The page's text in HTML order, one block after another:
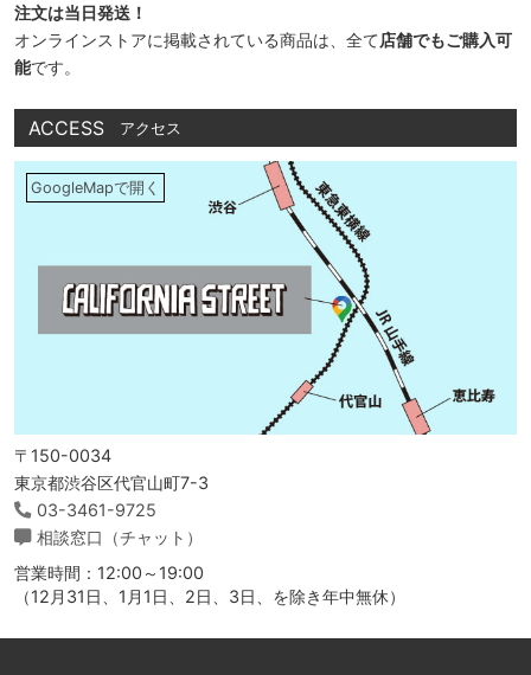
注文は当日発送！
オンラインストアに掲載されている商品は、全て店舗でもご購入可
能です。
ACCESS アクセス
GoogleMapで開く
〒150-0034
東京都渋谷区代官山町7-3
03-3461-9725
相談窓口（チャット）
営業時間：12:00～19:00
（12月31日、1月1日、2日、3日、を除き年中無休）